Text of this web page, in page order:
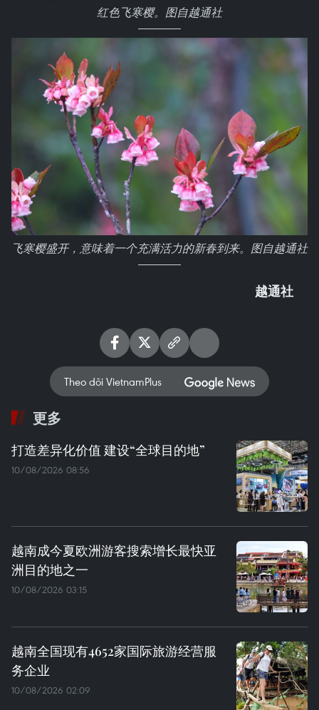
红色飞寒樱。图自越通社
飞寒樱盛开，意味着一个充满活力的新春到来。图自越通社
越通社
Theo dõi VietnamPlus
更多
打造差异化价值 建设“全球目的地”
10/08/2026 08:56
越南成今夏欧洲游客搜索增长最快亚
洲目的地之一
10/08/2026 03:15
越南全国现有4652家国际旅游经营服
务企业
10/08/2026 02:09